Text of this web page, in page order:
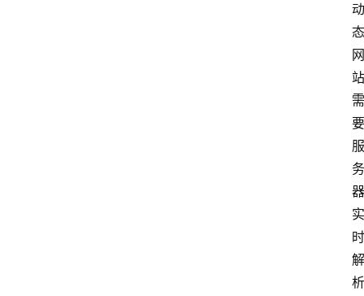
动
态
网
站
需
要
服
务
器
实
时
解
析